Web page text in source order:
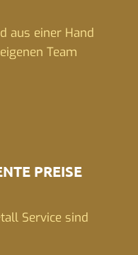
aus einer Hand
Team
PREISE
Service sind